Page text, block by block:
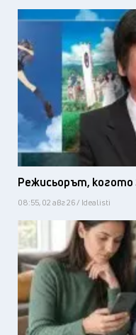
Режисьорът, когото
08:55, 02 авг 26 / Idealisti